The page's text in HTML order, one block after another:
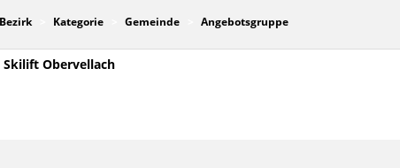
Bezirk Kategorie Gemeinde Angebotsgruppe
Skilift Obervellach